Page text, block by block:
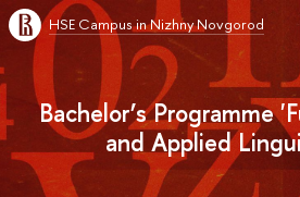
HSE Campus in Nizhny Novgorod
Bachelor’s Programme
and Applied